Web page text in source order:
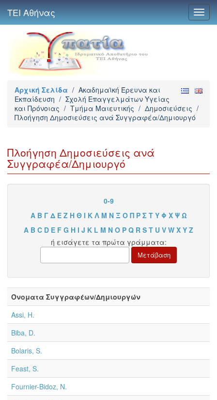
ΤΕΙ Αθήνας
Αρχική Σελίδα / Ακαδημαϊκή Έρευνα και
Εκπαίδευση / Σχολή Επαγγελμάτων Υγείας
και Πρόνοιας / Τμήμα Μαιευτικής / Δημοσιεύσεις /
Πλοήγηση Δημοσιεύσεις ανά Συγγραφέα/Δημιουργό
Πλοήγηση Δημοσιεύσεις ανά
Συγγραφέα/Δημιουργό
0-9
Α Β Γ Δ Ε Ζ Η Θ Ι Κ Λ Μ Ν Ξ Ο Π Ρ Σ Τ Υ Φ Χ Ψ Ω
A B C D E F G H I J K L M N O P Q R S T U V W X Y Z
ή εισάγετε τα πρώτα γράμματα:
Όνοματα Συγγραφέων/Δημιουργών
Assi, H.
Biba, D.
Bolaris, S.
Feast, S.
Fournier-Bidoz, N.